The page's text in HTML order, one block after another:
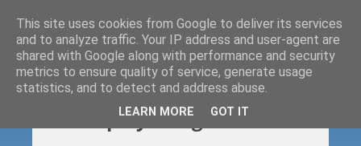
2016. 03. 14.
Kötött pályán – gumikeréken
This site uses cookies from Google to deliver its services
and to analyze traffic. Your IP address and user-agent are
shared with Google along with performance and security
metrics to ensure quality of service, generate usage
statistics, and to detect and address abuse.
LEARN MORE GOT IT